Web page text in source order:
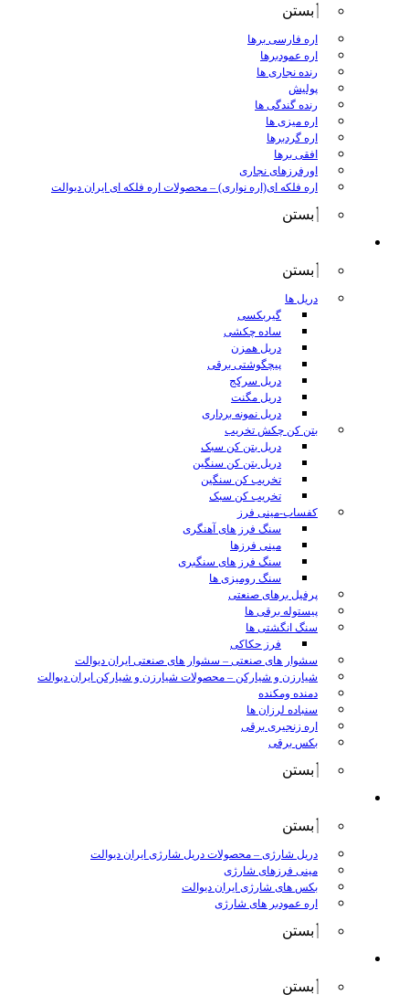
بستن
اره فارسی برها
اره عمودبرها
رنده نجاری ها
پولیش
رنده گندگی ها
اره میزی ها
اره گردبرها
افقی برها
اورفرزهای نجاری
اره فلکه ای(اره نواری) – محصولات اره فلکه ای ایران دیوالت
بستن
بستن
دریل ها
گیربکسی
ساده چکشی
دریل همزن
پیچگوشتی برقی
دریل سرکج
دریل مگنت
دریل نمونه برداری
بتن کن چکش تخریب
دریل بتن کن سبک
دریل بتن کن سنگین
تخریب کن سنگین
تخریب کن سبک
کفساب-مینی فرز
سنگ فرز های آهنگری
مینی فرزها
سنگ فرز های سنگبری
سنگ رومیزی ها
پرفیل برهای صنعتی
پیستوله برقی ها
سنگ انگشتی ها
فرز حکاکی
سشوار های صنعتی – سشوار های صنعتی ایران دیوالت
شیارزن و شیارکن – محصولات شیارزن و شیارکن ایران دیوالت
دمنده ومکنده
سنباده لرزان ها
اره زنجیری برقی
بکس برقی
بستن
بستن
دریل شارژی – محصولات دریل شارژی ایران دیوالت
مینی فرزهای شارژی
بکس های شارژی ایران دیوالت
اره عمودبر های شارژی
بستن
بستن